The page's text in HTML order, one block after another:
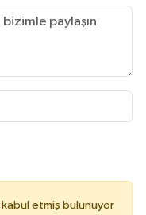
kabul etmiş bulunuyor